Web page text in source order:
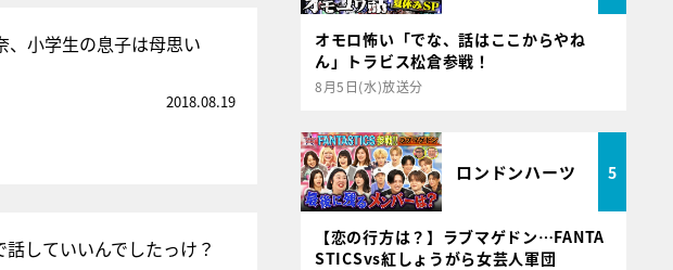
、小学生の息子は母思い
2018.08.19
していいんでしたっけ？
オモロ怖い「でな、話はここからやね
ん」トラビス松倉参戦！
8月5日(水)放送分
ロンドンハーツ 5
【恋の行方は？】ラブマゲドン…FANTA
STICSvs紅しょうがら女芸人軍団